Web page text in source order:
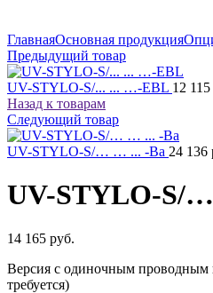
ГлавнаяОсновная продукция
Предыдущий товар
UV-STYLO-S/... ... …-EBL 12
Назад к товарам
Следующий товар
UV-STYLO-S/… … ... -Ba 24 136
UV-STYLO-
14 165 руб.
Версия с одиночным
требуется)